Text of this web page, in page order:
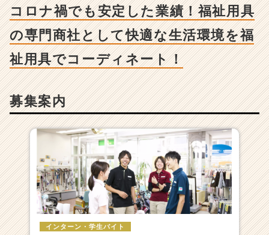
た
績！
祉
専
門
商
と
し
て
適
な
コロナ禍でも安定した業績！福祉用具
の専門商社として快適な生活環境を福
祉用具でコーディネート！
募集案内
インターン・学生バイト